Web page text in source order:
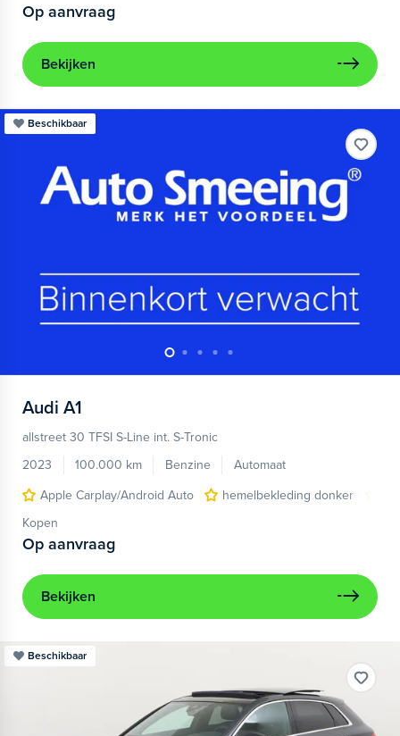
Op aanvraag
Bekijken
Beschikbaar
Audi A1
allstreet 30 TFSI S-Line int. S-Tronic
2023
100.000 km Benzine
Automaat
Apple Carplay/Android Auto
hemelbekleding donker
Kopen
Op aanvraag
Bekijken
Beschikbaar